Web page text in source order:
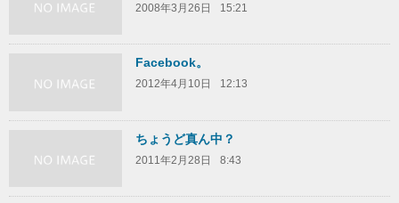
2008年3月26日 15:21
Facebook。
2012年4月10日 12:13
ちょうど真ん中？
2011年2月28日 8:43